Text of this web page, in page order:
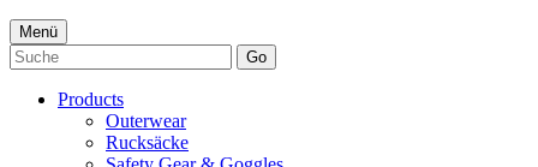
Menü
Go
Products
Outerwear
Rucksäcke